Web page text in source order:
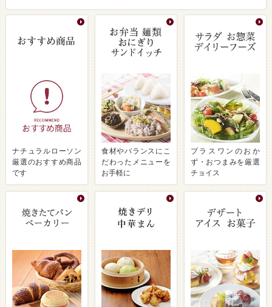
ナチュラルローソン
厳選のおすすめ商品
です
食材やバランスにこ
だわったメニューを
お手軽に
プラスワンのおか
ず・おつまみを厳選
チョイス